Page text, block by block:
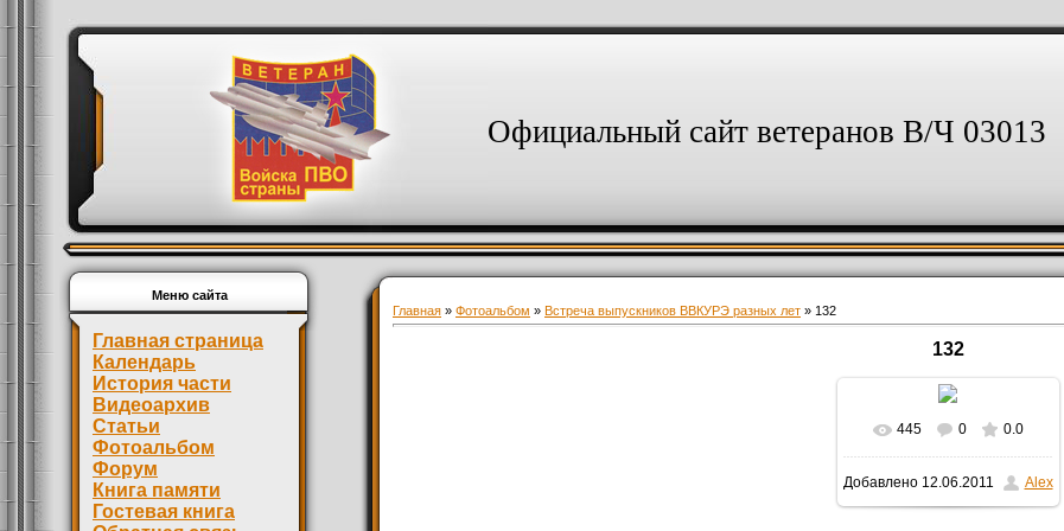
Официальный сайт ветеранов В/Ч 03013
Меню сайта
Главная страница
Календарь
История части
Видеоархив
Статьи
Фотоальбом
Форум
Книга памяти
Гостевая книга
Главная » Фотоальбом » Встреча выпускников ВВКУРЭ разных лет » 132
132
В реальном размере
1600x1200/ 286.3Kb
445 0 0.0
Добавлено12.06.2011 Alex